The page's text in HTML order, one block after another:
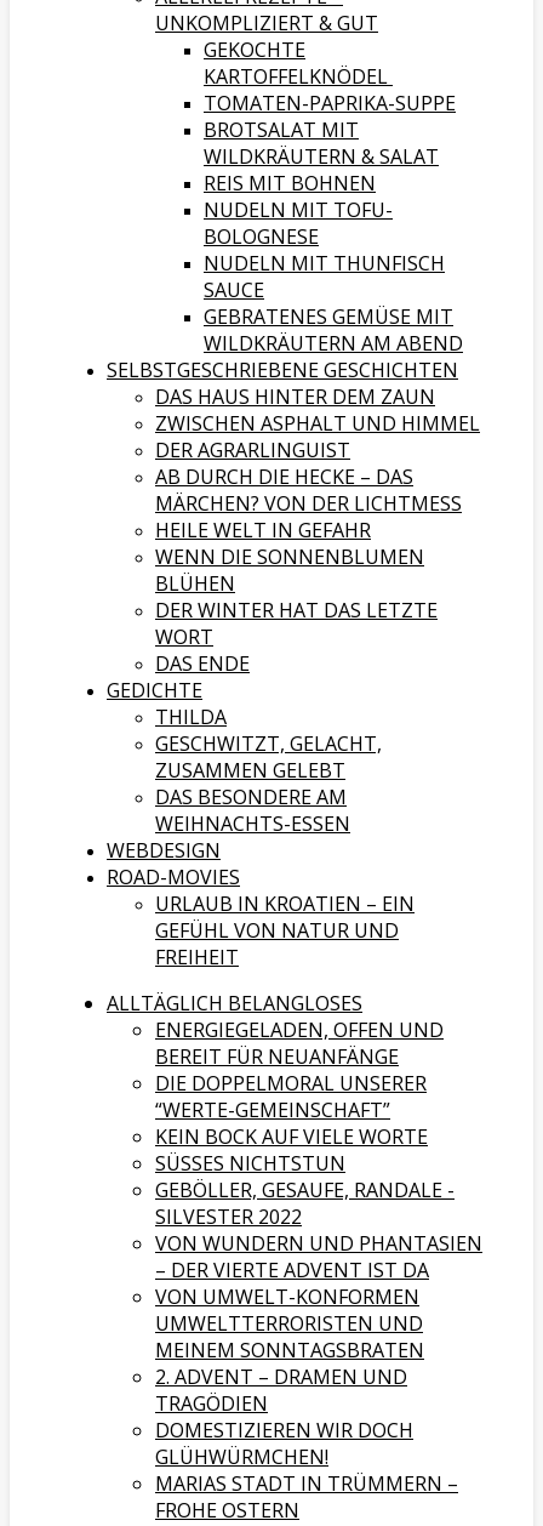
UNKOMPLIZIERT & GUT
GEKOCHTE
KARTOFFELKNÖDEL
TOMATEN-PAPRIKA-SUPPE
BROTSALAT MIT
WILDKRÄUTERN & SALAT
REIS MIT BOHNEN
NUDELN MIT TOFU-
BOLOGNESE
NUDELN MIT THUNFISCH
SAUCE
GEBRATENES GEMÜSE MIT
WILDKRÄUTERN AM ABEND
SELBSTGESCHRIEBENE GESCHICHTEN
DAS HAUS HINTER DEM ZAUN
ZWISCHEN ASPHALT UND HIMMEL
DER AGRARLINGUIST
AB DURCH DIE HECKE – DAS
MÄRCHEN? VON DER LICHTMESS
HEILE WELT IN GEFAHR
WENN DIE SONNENBLUMEN
BLÜHEN
DER WINTER HAT DAS LETZTE
WORT
DAS ENDE
GEDICHTE
THILDA
GESCHWITZT, GELACHT,
ZUSAMMEN GELEBT
DAS BESONDERE AM
WEIHNACHTS-ESSEN
WEBDESIGN
ROAD-MOVIES
URLAUB IN KROATIEN – EIN
GEFÜHL VON NATUR UND
FREIHEIT
ALLTÄGLICH BELANGLOSES
ENERGIEGELADEN, OFFEN UND
BEREIT FÜR NEUANFÄNGE
DIE DOPPELMORAL UNSERER
“WERTE-GEMEINSCHAFT”
KEIN BOCK AUF VIELE WORTE
SÜSSES NICHTSTUN
GEBÖLLER, GESAUFE, RANDALE -
SILVESTER 2022
VON WUNDERN UND PHANTASIEN
– DER VIERTE ADVENT IST DA
VON UMWELT-KONFORMEN
UMWELTTERRORISTEN UND
MEINEM SONNTAGSBRATEN
2. ADVENT – DRAMEN UND
TRAGÖDIEN
DOMESTIZIEREN WIR DOCH
GLÜHWÜRMCHEN!
MARIAS STADT IN TRÜMMERN –
FROHE OSTERN